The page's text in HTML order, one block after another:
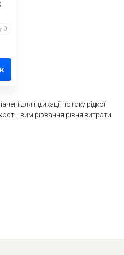
0
для індикації потоку рідкої
і вимірювання рівня витрати